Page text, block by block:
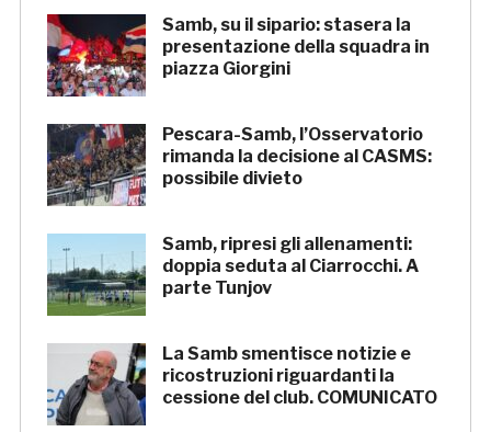
Samb, su il sipario: stasera la
presentazione della squadra in
piazza Giorgini
Pescara-Samb, l’Osservatorio
rimanda la decisione al CASMS:
possibile divieto
Samb, ripresi gli allenamenti:
doppia seduta al Ciarrocchi. A
parte Tunjov
La Samb smentisce notizie e
ricostruzioni riguardanti la
cessione del club. COMUNICATO